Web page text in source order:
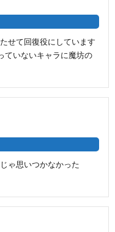
せて回復役にしています
ていないキャラに魔坊の
ゃ思いつかなかった